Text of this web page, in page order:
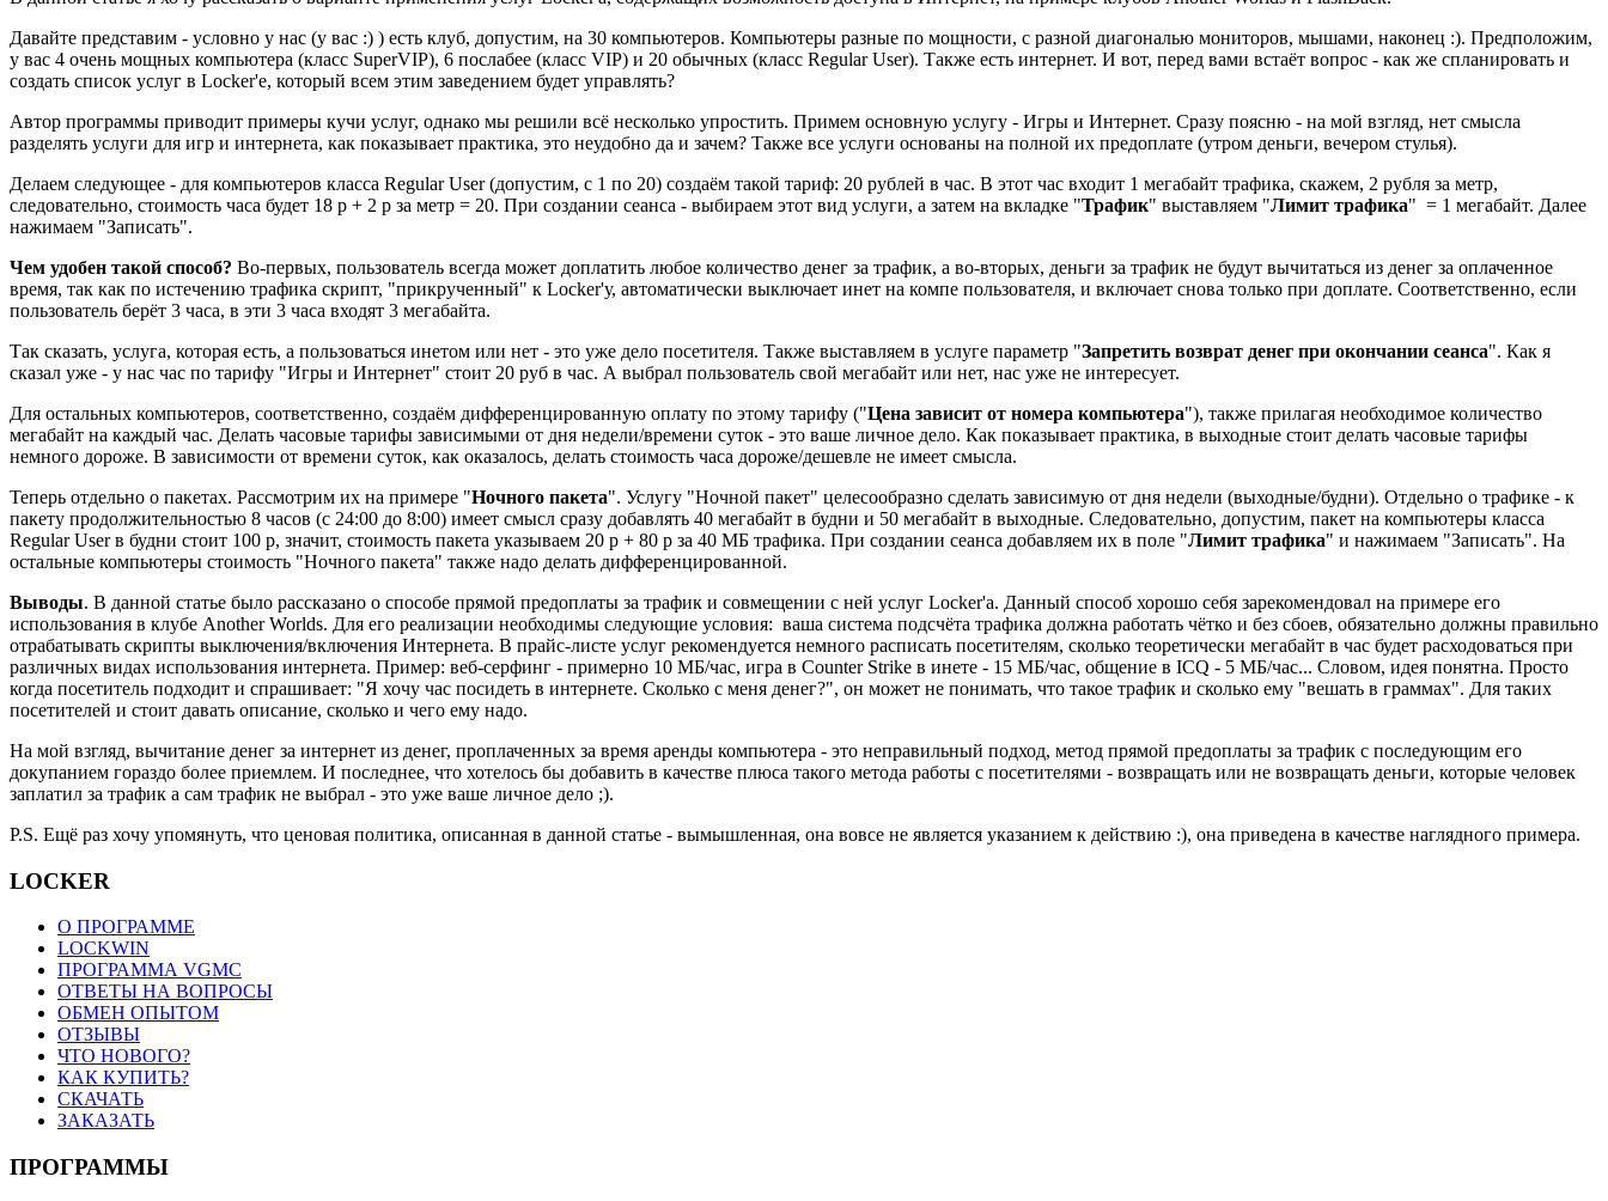
Давайте представим - условно у нас (у вас :) ) есть клуб, допустим, на 30 компьютеров. Компьютеры разные по мощности, с разной диагональю мониторов, мышами, наконец :). Предположим,
у вас 4 очень мощных компьютера (класс SuperVIP), 6 послабее (класс VIP) и 20 обычных (класс Regular User). Также есть интернет. И вот, перед вами встаёт вопрос - как же спланировать и
создать список услуг в Locker'e, который всем этим заведением будет управлять?
Автор программы приводит примеры кучи услуг, однако мы решили всё несколько упростить. Примем основную услугу - Игры и Интернет. Сразу поясню - на мой взгляд, нет смысла
разделять услуги для игр и интернета, как показывает практика, это неудобно да и зачем? Также все услуги основаны на полной их предоплате (утром деньги, вечером стулья).
Делаем следующее - для компьютеров класса Regular User (допустим, с 1 по 20) создаём такой тариф: 20 рублей в час. В этот час входит 1 мегабайт трафика, скажем, 2 рубля за метр,
следовательно, стоимость часа будет 18 р + 2 р за метр = 20. При создании сеанса - выбираем этот вид услуги, а затем на вкладке "Трафик" выставляем "Лимит трафика" = 1 мегабайт. Далее
нажимаем "Записать".
Чем удобен такой способ? Во-первых, пользователь всегда может доплатить любое количество денег за трафик, а во-вторых, деньги за трафик не будут вычитаться из денег за оплаченное
время, так как по истечению трафика скрипт, "прикрученный" к Locker'у, автоматически выключает инет на компе пользователя, и включает снова только при доплате. Соответственно, если
пользователь берёт 3 часа, в эти 3 часа входят 3 мегабайта.
Так сказать, услуга, которая есть, а пользоваться инетом или нет - это уже дело посетителя. Также выставляем в услуге параметр "Запретить возврат денег при окончании сеанса". Как я
сказал уже - у нас час по тарифу "Игры и Интернет" стоит 20 руб в час. А выбрал пользователь свой мегабайт или нет, нас уже не интересует.
Для остальных компьютеров, соответственно, создаём дифференцированную оплату по этому тарифу ("Цена зависит от номера компьютера"), также прилагая необходимое количество
мегабайт на каждый час. Делать часовые тарифы зависимыми от дня недели/времени суток - это ваше личное дело. Как показывает практика, в выходные стоит делать часовые тарифы
немного дороже. В зависимости от времени суток, как оказалось, делать стоимость часа дороже/дешевле не имеет смысла.
Теперь отдельно о пакетах. Рассмотрим их на примере "Ночного пакета". Услугу "Ночной пакет" целесообразно сделать зависимую от дня недели (выходные/будни). Отдельно о трафике - к
пакету продолжительностью 8 часов (с 24:00 до 8:00) имеет смысл сразу добавлять 40 мегабайт в будни и 50 мегабайт в выходные. Следовательно, допустим, пакет на компьютеры класса
Regular User в будни стоит 100 р, значит, стоимость пакета указываем 20 р + 80 р за 40 МБ трафика. При создании сеанса добавляем их в поле "Лимит трафика" и нажимаем "Записать". На
остальные компьютеры стоимость "Ночного пакета" также надо делать дифференцированной.
Выводы. В данной статье было рассказано о способе прямой предоплаты за трафик и совмещении с ней услуг Locker'a. Данный способ хорошо себя зарекомендовал на примере его
использования в клубе Another Worlds. Для его реализации необходимы следующие условия: ваша система подсчёта трафика должна работать чётко и без сбоев, обязательно должны правильно
отрабатывать скрипты выключения/включения Интернета. В прайс-листе услуг рекомендуется немного расписать посетителям, сколько теоретически мегабайт в час будет расходоваться при
различных видах использования интернета. Пример: веб-серфинг - примерно 10 МБ/час, игра в Counter Strike в инете - 15 МБ/час, общение в ICQ - 5 МБ/час... Словом, идея понятна. Просто
когда посетитель подходит и спрашивает: "Я хочу час посидеть в интернете. Сколько с меня денег?", он может не понимать, что такое трафик и сколько ему "вешать в граммах". Для таких
посетителей и стоит давать описание, сколько и чего ему надо.
На мой взгляд, вычитание денег за интернет из денег, проплаченных за время аренды компьютера - это неправильный подход, метод прямой предоплаты за трафик с последующим его
докупанием гораздо более приемлем. И последнее, что хотелось бы добавить в качестве плюса такого метода работы с посетителями - возвращать или не возвращать деньги, которые человек
заплатил за трафик а сам трафик не выбрал - это уже ваше личное дело ;).
P.S. Ещё раз хочу упомянуть, что ценовая политика, описанная в данной статье - вымышленная, она вовсе не является указанием к действию :), она приведена в качестве наглядного примера.
LOCKER
О ПРОГРАММЕ
LOCKWIN
ПРОГРАММА VGMC
ОТВЕТЫ НА ВОПРОСЫ
ОБМЕН ОПЫТОМ
ОТЗЫВЫ
ЧТО НОВОГО?
КАК КУПИТЬ?
СКАЧАТЬ
ЗАКАЗАТЬ
ПРОГРАММЫ